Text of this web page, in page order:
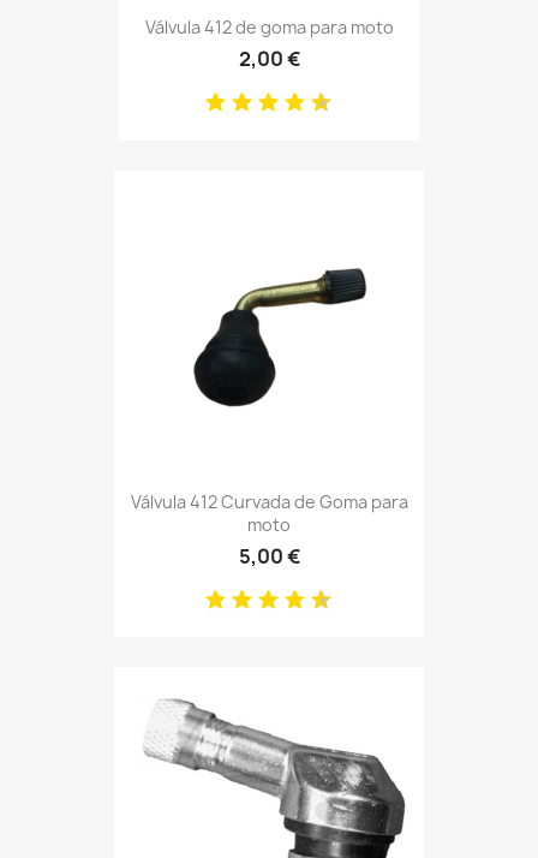
Válvula 412 de goma para moto
2,00 €
Válvula 412 Curvada de Goma para
moto
5,00 €